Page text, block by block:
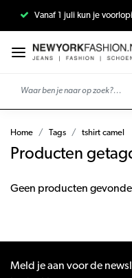
Vanaf 1 juli kun je
Home Tags tshirt camel
Producten
Geen producten
Meld je aan voor de